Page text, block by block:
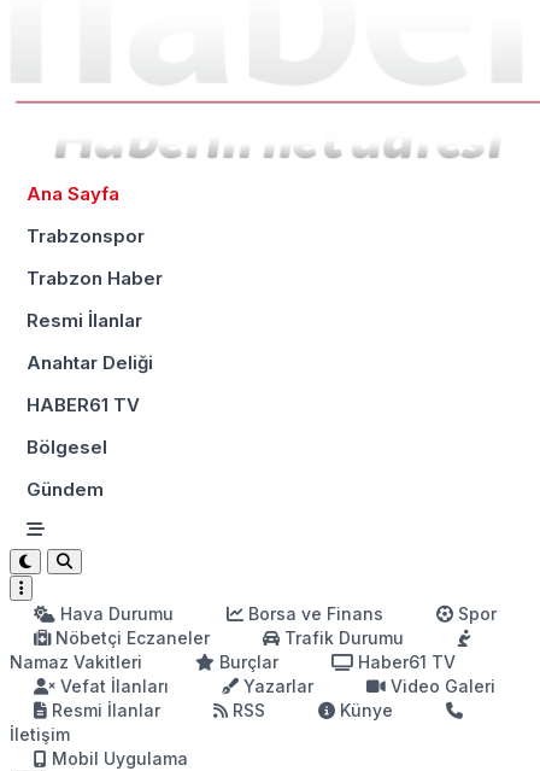
Ana Sayfa
Trabzonspor
Trabzon Haber
Resmi İlanlar
Anahtar Deliği
HABER61 TV
Bölgesel
Gündem
Hava Durumu Borsa ve Finans
Spor
Nöbetçi Eczaneler
Trafik Durumu
Namaz Vakitleri
Burçlar
Haber61 TV
Vefat İlanları
Yazarlar
Video Galeri
Resmi İlanlar
RSS
Künye
İletişim
Mobil Uygulama